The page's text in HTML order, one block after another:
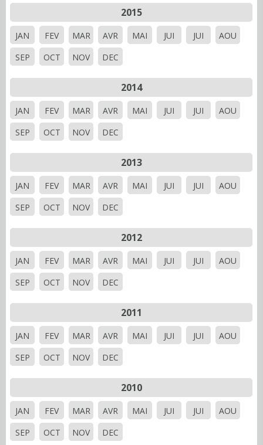
2015
JAN FEV MAR AVR MAI JUI JUI
AOU
SEP
OCT NOV DEC
2014
JAN FEV MAR AVR MAI JUI JUI
AOU
SEP
OCT NOV DEC
2013
JAN FEV MAR AVR MAI JUI JUI
AOU
SEP
OCT NOV DEC
2012
JAN FEV MAR AVR MAI JUI JUI
AOU
SEP
OCT NOV DEC
2011
JAN FEV MAR AVR MAI JUI JUI
AOU
SEP
OCT NOV DEC
2010
JAN FEV MAR AVR MAI JUI JUI
AOU
SEP
OCT NOV DEC